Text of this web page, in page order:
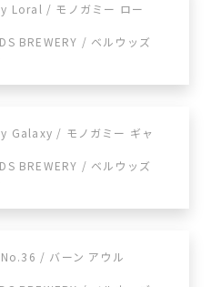
Loral / モノガミー ロー
BREWERY / ベルウッズ
Galaxy / モノガミー ギャ
BREWERY / ベルウッズ
/ バーン アウル